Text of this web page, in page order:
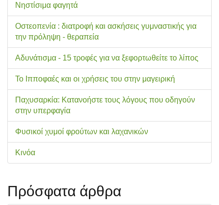
Νηστίσιμα φαγητά
Οστεοπενία : διατροφή και ασκήσεις γυμναστικής για
την πρόληψη - θεραπεία
Αδυνάτισμα - 15 τροφές για να ξεφορτωθείτε το λίπος
Το Ιπποφαές και οι χρήσεις του στην μαγειρική
Παχυσαρκία: Κατανοήστε τους λόγους που οδηγούν
στην υπερφαγία
Φυσικοί χυμοί φρούτων και λαχανικών
Κινόα
Πρόσφατα άρθρα